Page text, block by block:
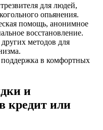
для людей,
опьянения.
помощь, анонимное
восстановление.
методов для
в комфортных
и
кредит или